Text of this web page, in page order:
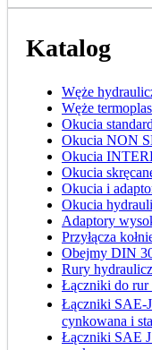
Katalog
Węże
Węże
Okucia
Okucia NON
Okucia
Okucia
Okucia i
Okucia
Adaptory
Przyłącza
Obejmy DIN
Rury
Łączniki do
Łączniki SAE-
cynkowana i
Łączniki SAE